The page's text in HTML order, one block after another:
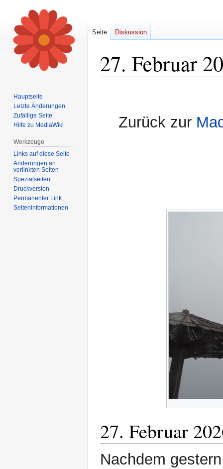
27. Februar
Zurück zur
27. Februar
Nachdem
Seite Diskussion
Hauptseite
Letzte Änderungen
Zufällige Seite
Hilfe zu MediaWiki
Werkzeuge
Links auf diese Seite
Änderungen an
verlinkten Seiten
Spezialseiten
Druckversion
Permanenter Link
Seiten­informationen